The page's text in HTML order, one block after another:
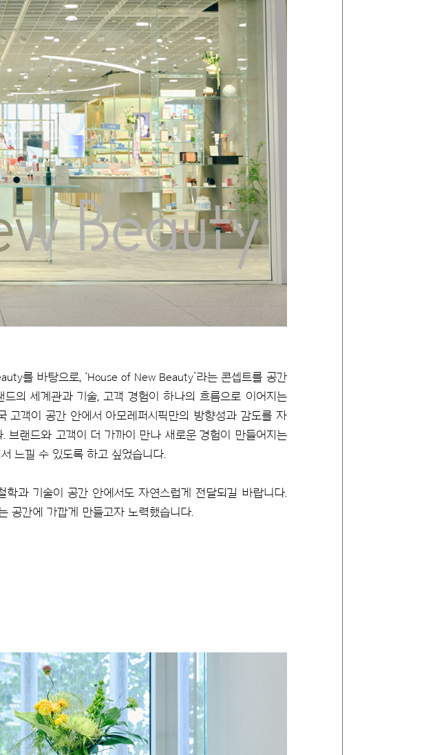
를 바탕으로, ‘House of New Beauty’라는 콘셉트를 공간
의 세계관과 기술, 고객 경험이 하나의 흐름으로 이어지는
고객이 공간 안에서 아모레퍼시픽만의 방향성과 감도를 자
브랜드와 고객이 더 가까이 만나 새로운 경험이 만들어지는
느낄 수 있도록 하고 싶었습니다.
학과 기술이 공간 안에서도 자연스럽게 전달되길 바랍니다.
공간에 가깝게 만들고자 노력했습니다.